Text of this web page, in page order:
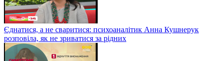
Єднатися, а не сваритися: психоаналітик Анна Кушнерук
розповіла, як не зриватися за рідних